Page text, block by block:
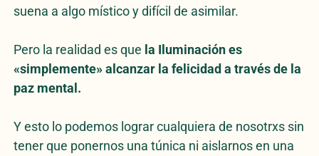
suena a algo místico y difícil de asimilar.
Pero la realidad es que la Iluminación es
«simplemente» alcanzar la felicidad a través de la
paz mental.
Y esto lo podemos lograr cualquiera de nosotrxs sin
tener que ponernos una túnica ni aislarnos en una